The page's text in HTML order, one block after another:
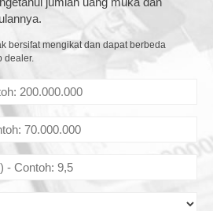
bersifat mengikat dan dapat berbeda
dealer.